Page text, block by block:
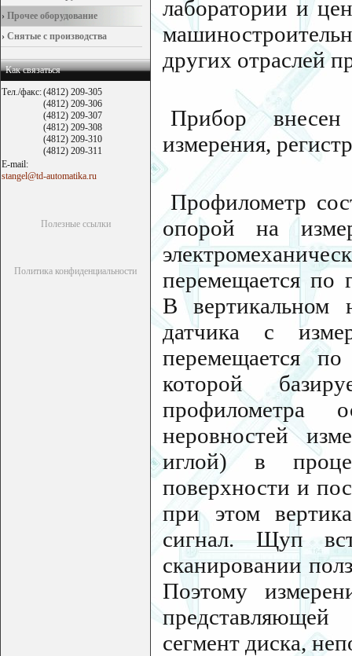
лаборатории и
других отраслей
Прибор внесен
измерения,
Профилометр
опорой на
перемещается по
В вертикальном
датчика с
перемещается
которой
профилометра
неровностей
иглой) в
поверхности и
при этом
сигнал. Щуп
сканировании
Поэтому
сегмент диска,
› Прочее оборудование
› Снятые с производства
Как связаться
Тел./факс:(4812) 209-305
(4812) 209-306
(4812) 209-307
(4812) 209-308
(4812) 209-310
(4812) 209-311
E-mail:
stangel@td-automatika.ru
Полезные ссылки
Политика конфиденциальности